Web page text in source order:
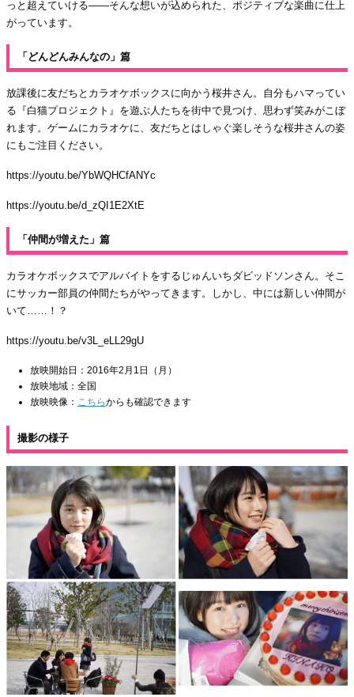
っと超えていける――そんな想いが込められた、ポジティブな楽曲に仕上
がっています。
「どんどんみんなの」篇
放課後に友だちとカラオケボックスに向かう桜井さん。自分もハマってい
る『白猫プロジェクト』を遊ぶ人たちを街中で見つけ、思わず笑みがこぼ
れます。ゲームにカラオケに、友だちとはしゃぐ楽しそうな桜井さんの姿
にもご注目ください。
https://youtu.be/YbWQHCfANYc
https://youtu.be/d_zQI1E2XtE
「仲間が増えた」篇
カラオケボックスでアルバイトをするじゅんいちダビッドソンさん。そこ
にサッカー部員の仲間たちがやってきます。しかし、中には新しい仲間が
いて……！？
https://youtu.be/v3L_eLL29gU
放映開始日：2016年2月1日（月）
放映地域：全国
放映映像： こちらからも確認できます
撮影の様子